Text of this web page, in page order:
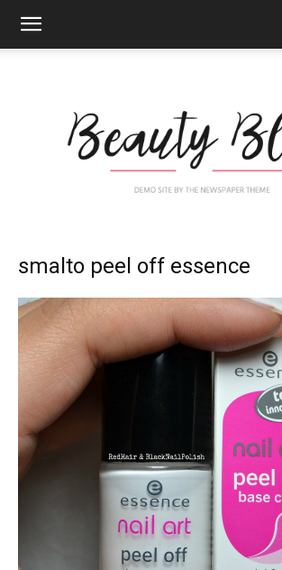
Nail
Art
Mania
smalto peel off essence